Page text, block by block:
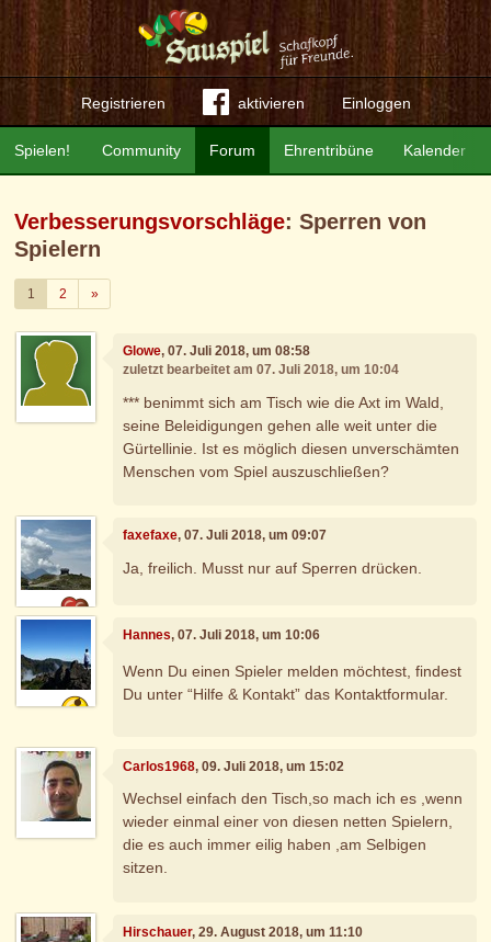
Registrieren aktivieren Einloggen
Community Forum Ehrentribüne Kalender
Spielen!
Verbesserungsvorschläge: Sperren von
Spielern
1 2 »Weiter
Glowe, 07. Juli 2018, um 08:58
zuletzt bearbeitet am 07. Juli 2018, um 10:04
*** benimmt sich am Tisch wie die Axt im Wald,
seine Beleidigungen gehen alle weit unter die
Gürtellinie. Ist es möglich diesen unverschämten
Menschen vom Spiel auszuschließen?
faxefaxe, 07. Juli 2018, um 09:07
Ja, freilich. Musst nur auf Sperren drücken.
Hannes, 07. Juli 2018, um 10:06
Wenn Du einen Spieler melden möchtest, findest
Du unter “Hilfe & Kontakt” das Kontaktformular.
Carlos1968, 09. Juli 2018, um 15:02
Wechsel einfach den Tisch,so mach ich es ,wenn
wieder einmal einer von diesen netten Spielern,
die es auch immer eilig haben ,am Selbigen
sitzen.
Hirschauer, 29. August 2018, um 11:10